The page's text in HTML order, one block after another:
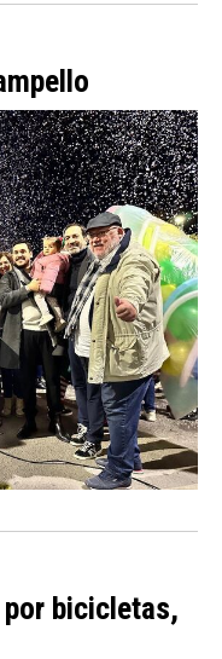
por bicicletas,